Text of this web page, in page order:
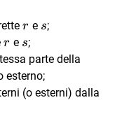
r
r e s
s;
r
r e s
s;
parte della
esterno;
(o esterni) dalla